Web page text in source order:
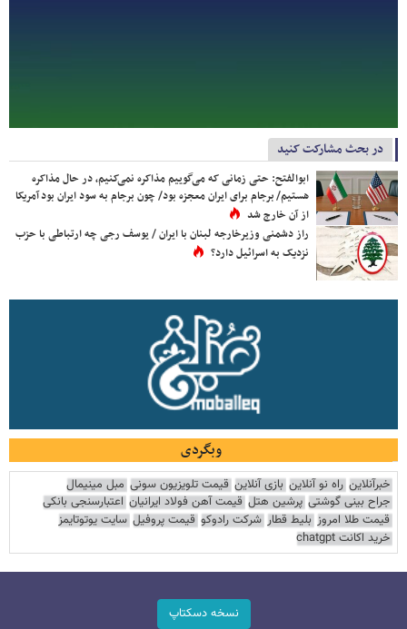
در بحث مشارکت کنید
ابوالفتح: حتی زمانی که می‌گوییم مذاکره نمی‌کنیم، در حال مذاکره
هستیم/ برجام برای ایران معجزه بود/ چون برجام به سود ایران بود آمریکا
از آن خارج شد
راز دشمنی وزیرخارجه لبنان با ایران / یوسف رجی چه ارتباطی با حزب
نزدیک به اسرائیل دارد؟
وبگردی
خبرآنلاین راه نو آنلاین بازی آنلاین قیمت تلویزیون سونی مبل مینیمال
جراح بینی گوشتی پرشین هتل قیمت آهن فولاد ایرانیان اعتبارسنجی بانکی
قیمت طلا امروز بلیط قطار شرکت رادوکو قیمت پروفیل سایت یوتوتایمز
خرید اکانت chatgpt
نسخه دسکتاپ